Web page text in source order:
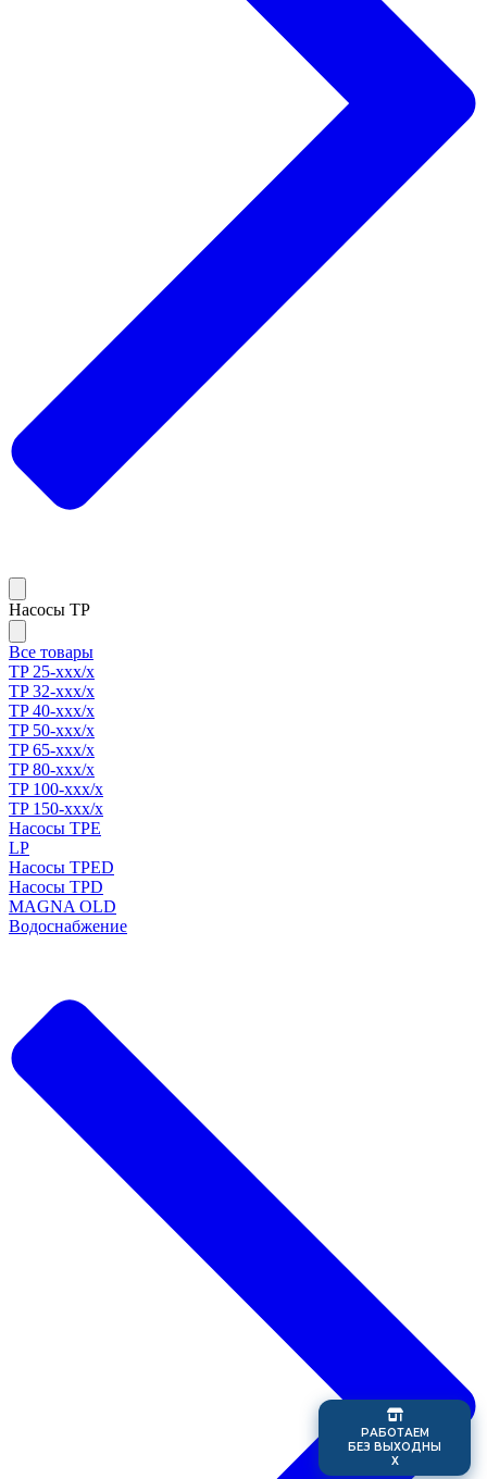
Насосы TP
Все товары
TP 25-xxx/x
TP 32-xxx/x
TP 40-xxx/x
TP 50-xxx/x
TP 65-xxx/x
TP 80-xxx/x
TP 100-xxx/x
TP 150-xxx/x
Насосы TPE
LP
Насосы TPED
Насосы TPD
MAGNA OLD
Водоснабжение
РАБОТАЕМ
БЕЗ ВЫХОДНЫ
Х